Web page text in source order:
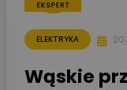
ELEKTRYKA
Wąskie